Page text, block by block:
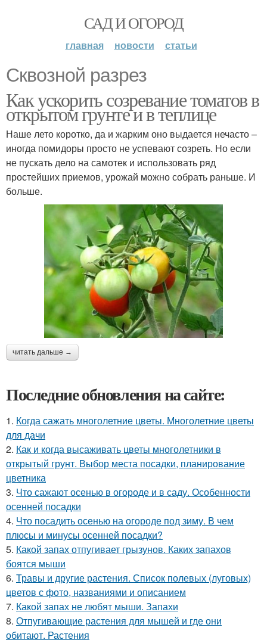
САД И ОГОРОД
главная новости статьи
Сквозной разрез
Как ускорить созревание томатов в
открытом грунте и в теплице
Наше лето коротко, да и жарким оно выдается нечасто –
иногда помидоры просто не успевают созреть. Но если
не пускать дело на самотек и использовать ряд
простейших приемов, урожай можно собрать раньше. И
больше.
читать дальше →
Последние обновления на сайте:
1. Когда сажать многолетние цветы. Многолетние цветы
для дачи
2. Как и когда высаживать цветы многолетники в
открытый грунт. Выбор места посадки, планирование
цветника
3. Что сажают осенью в огороде и в саду. Особенности
осенней посадки
4. Что посадить осенью на огороде под зиму. В чем
плюсы и минусы осенней посадки?
5. Какой запах отпугивает грызунов. Каких запахов
боятся мыши
6. Травы и другие растения. Список полевых (луговых)
цветов с фото, названиями и описанием
7. Какой запах не любят мыши. Запахи
8. Отпугивающие растения для мышей и где они
обитают. Растения